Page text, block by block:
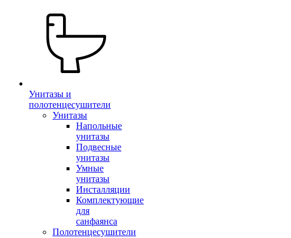
Унитазы и
полотенцесушители
Унитазы
Напольные
унитазы
Подвесные
унитазы
Умные
унитазы
Инсталляции
Комплектующие
для
санфаянса
Полотенцесушители